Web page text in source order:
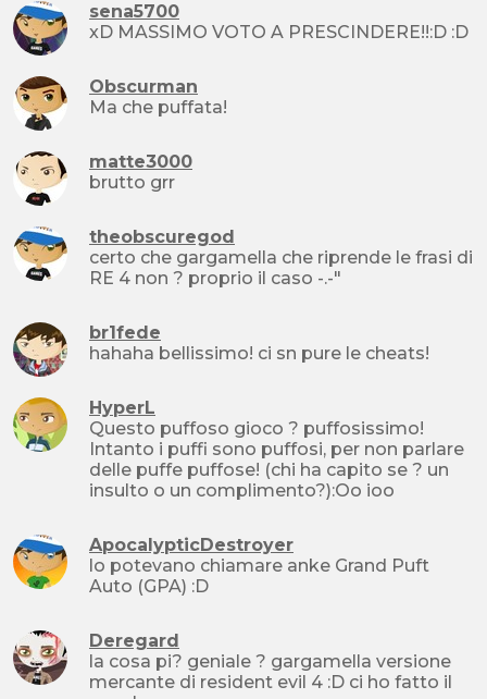
sena5700
xD MASSIMO VOTO A PRESCINDERE!!:D :D
Obscurman
Ma che puffata!
matte3000
brutto grr
theobscuregod
certo che gargamella che riprende le frasi di
RE 4 non ? proprio il caso -.-"
br1fede
hahaha bellissimo! ci sn pure le cheats!
HyperL
Questo puffoso gioco ? puffosissimo!
Intanto i puffi sono puffosi, per non parlare
delle puffe puffose! (chi ha capito se ? un
insulto o un complimento?):Oo ioo
ApocalypticDestroyer
lo potevano chiamare anke Grand Puft
Auto (GPA) :D
Deregard
la cosa pi? geniale ? gargamella versione
mercante di resident evil 4 :D ci ho fatto il